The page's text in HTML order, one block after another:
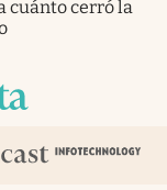
cuánto cerró la
pestañapestaña
nueva pestaña
en nueva pestaña